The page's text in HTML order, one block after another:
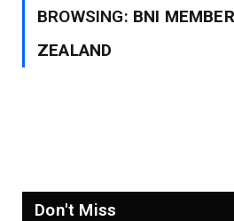
BROWSING: BNI
ZEALAND
Don't Miss